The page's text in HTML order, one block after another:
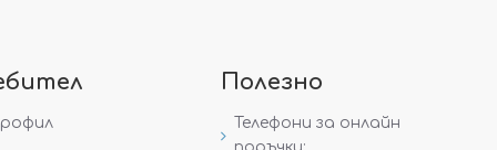
Полезно
Телефони за онлайн